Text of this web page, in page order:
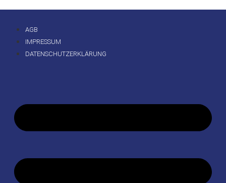
AGB
IMPRESSUM
DATENSCHUTZERKLÄRUNG